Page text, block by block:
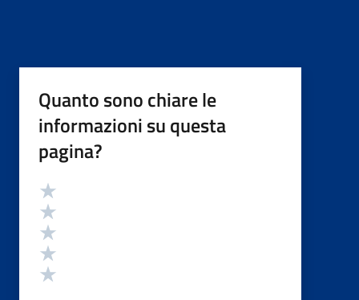
Quanto sono chiare le
informazioni su questa
pagina?
Valutazione